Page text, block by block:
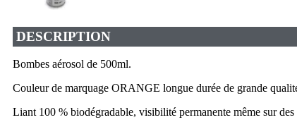
DESCRIPTION
Bombes aérosol de 500ml.
Couleur de marquage ORANGE longue durée de grande
Liant 100 % biodégradable, visibilité permanente même sur